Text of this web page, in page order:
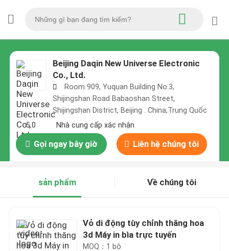
Beijing Daqin New Universe Electronic
Co., Ltd.
Room 909, Yuquan Building No.3,
Shijingshan Road Babaoshan Street,
Shijingshan District, Beijing . China,Trung Quốc
5.0
Nhà cung cấp xác nhận
Gọi ngay bây giờ Liên hệ chúng tôi
sản phẩm Về chúng tôi
Vỏ di động tùy chỉnh thăng hoa
3d Máy in bìa trực tuyến
MOQ：1 bộ